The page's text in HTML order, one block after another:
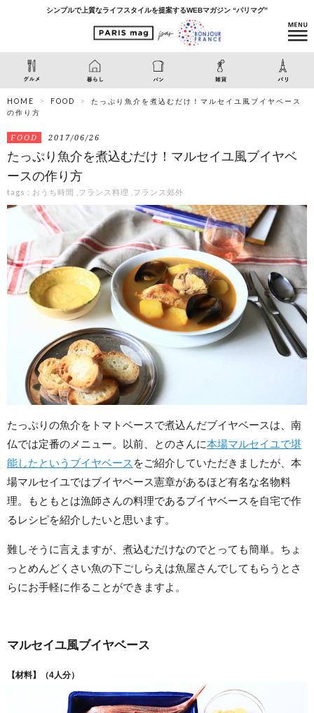
シンプルで上質なライフスタイルを提案するWEBマガジン “パリマグ”
HOME FOOD
たっぷり魚介を煮込むだけ！マルセイユ風ブイヤベース
の作り方
FOOD 2017/06/26
たっぷり魚介を煮込むだけ！マルセイユ風ブイヤベ
ースの作り方
tags : おうち時間 フランス料理 フランス郊外
たっぷりの魚介をトマトベースで煮込んだブイヤベースは、南
仏では定番のメニュー。以前、とのさんに本場マルセイユで堪
能したというブイヤベース をご紹介していただきましたが、本
場マルセイユではブイヤベース憲章があるほど有名な名物料
理。もともとは漁師さんの料理であるブイヤベースを自宅で作
るレシピを紹介したいと思います。
難しそうに言えますが、煮込むだけなのでとっても簡単。ちょ
っとめんどくさい魚の下ごしらえは魚屋さんでしてもらうとさ
らにお手軽に作ることができますよ。
マルセイユ風ブイヤベース
【材料】（4人分）